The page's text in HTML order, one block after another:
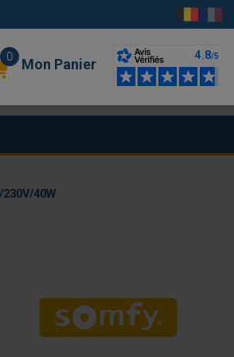
0 Mon Panier
40W